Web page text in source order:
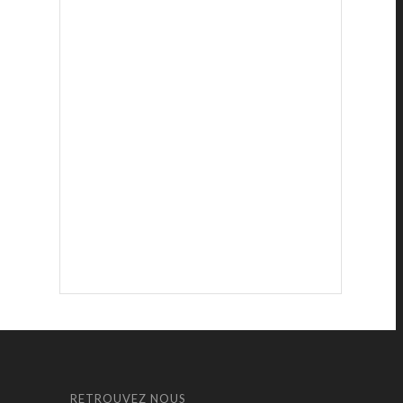
RETROUVEZ NOUS